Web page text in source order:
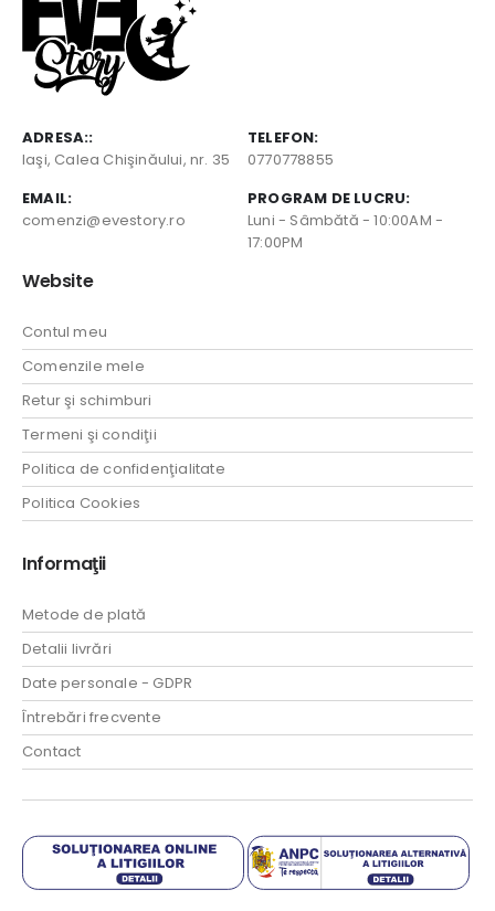
ADRESA::
Iaşi, Calea Chişinăului, nr. 35
TELEFON:
0770778855
EMAIL:
comenzi@evestory.ro
PROGRAM DE LUCRU:
Luni - Sâmbătă - 10:00AM -
17:00PM
Website
Contul meu
Comenzile mele
Retur şi schimburi
Termeni şi condiţii
Politica de confidenţialitate
Politica Cookies
Informaţii
Metode de plată
Detalii livrări
Date personale - GDPR
Întrebări frecvente
Contact